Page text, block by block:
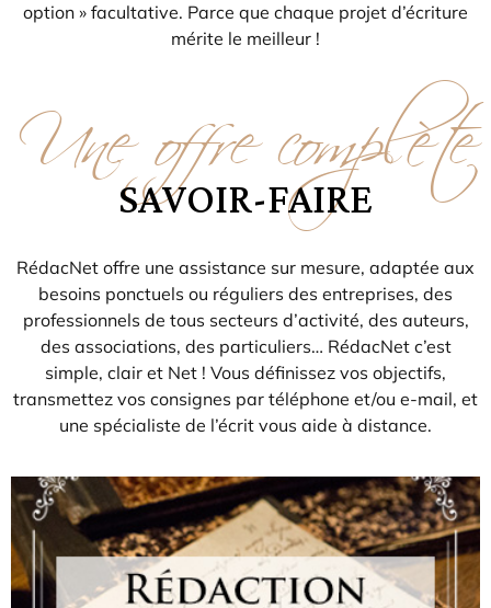
option » facultative. Parce que chaque projet d’écriture
mérite le meilleur !
Une offre complète
SAVOIR-FAIRE
RédacNet offre une assistance sur mesure, adaptée aux
besoins ponctuels ou réguliers des entreprises, des
professionnels de tous secteurs d’activité, des auteurs,
des associations, des particuliers… RédacNet c’est
simple, clair et Net ! Vous définissez vos objectifs,
transmettez vos consignes par téléphone et/ou e-mail, et
une spécialiste de l’écrit vous aide à distance.